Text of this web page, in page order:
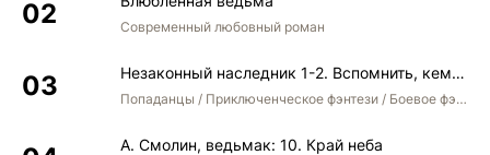
Современный любовный роман
Незаконный наследник 1-2. Вспомнить, кем был. Стать собой. Остаться собой
Попаданцы / Приключенческое фэнтези / Боевое фэнтези / Юмористическое фэнтези
А. Смолин, ведьмак: 10. Край неба